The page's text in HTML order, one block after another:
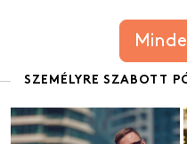
SZEMÉLYRE SZABOTT